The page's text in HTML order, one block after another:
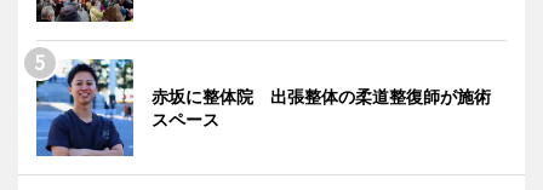
赤坂に整体院 出張整体の柔道整復師が施術
スペース